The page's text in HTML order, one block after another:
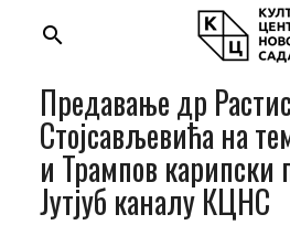
search
Предавање др
Стојсављевићa на
и Трампов карипски
Јутјуб каналу КЦНС